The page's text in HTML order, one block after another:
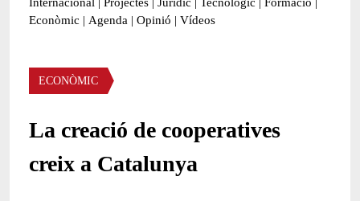
Econòmic | Agenda | Opinió | Vídeos
Àmbit de la notícia
ECONÒMIC
La creació de cooperatives
creix a Catalunya